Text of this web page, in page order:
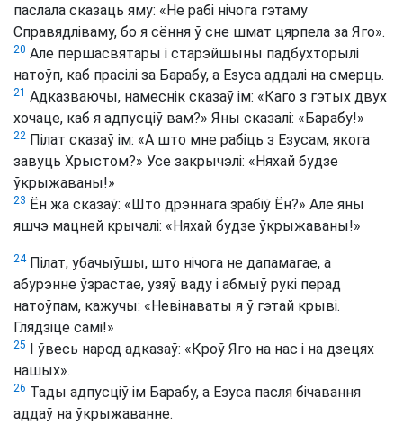
паслала сказаць яму: «Не рабі нічога гэтаму
Справядліваму, бо я сёння ў сне шмат цярпела за Яго».
20 Але першасвятары і старэйшыны падбухторылі
натоўп, каб прасілі за Барабу, а Езуса аддалі на смерць.
21 Адказваючы, намеснік сказаў ім: «Каго з гэтых двух
хочаце, каб я адпусціў вам?» Яны сказалі: «Барабу!»
22 Пілат сказаў ім: «А што мне рабіць з Езусам, якога
завуць Хрыстом?» Усе закрычэлі: «Няхай будзе
ўкрыжаваны!»
23 Ён жа сказаў: «Што дрэннага зрабіў Ён?» Але яны
яшчэ мацней крычалі: «Няхай будзе ўкрыжаваны!»
24Пілат, убачыўшы, што нічога не дапамагае, а
абурэнне ўзрастае, узяў ваду і абмыў рукі перад
натоўпам, кажучы: «Невінаваты я ў гэтай крыві.
Глядзіце самі!»
25
І ўвесь народ адказаў: «Кроў Яго на нас і на дзецях
нашых».
26 Тады адпусціў ім Барабу, а Езуса пасля бічавання
аддаў на ўкрыжаванне.